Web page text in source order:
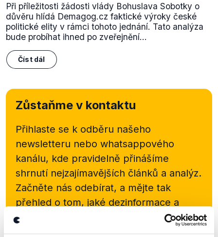
Při příležitosti žádosti vlády Bohuslava Sobotky o
důvěru hlídá Demagog.cz faktické výroky české
politické elity v rámci tohoto jednání. Tato analýza
bude probíhat ihned po zveřejnění...
Číst dál
Zůstaňme v kontaktu
Přihlaste se k odběru našeho
newsletteru nebo whatsappového
kanálu, kde pravidelně přinášíme
shrnutí nejzajímavějších článků a analýz.
Začněte nás odebírat, a mějte tak
přehled o tom, jaké dezinformace a
nepravdy se zrovna v Česku šíří.